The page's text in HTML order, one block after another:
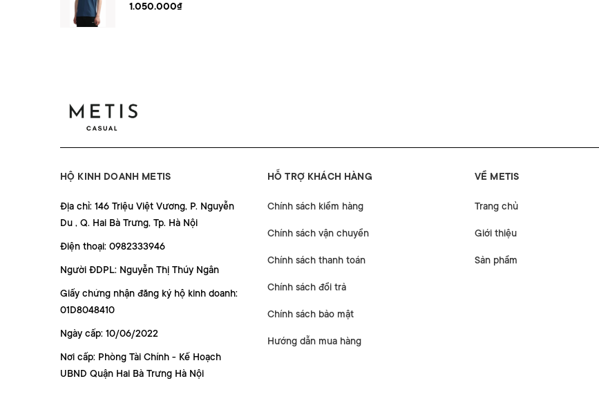
1.050.000₫
HỘ KINH DOANH METIS
Địa chỉ: 146 Triệu Việt Vương, P. Nguyễn
Du , Q. Hai Bà Trưng, Tp. Hà Nội
Điện thoại: 0982333946
Người ĐDPL: Nguyễn Thị Thúy Ngân
Giấy chứng nhận đăng ký hộ kinh doanh:
01D8048410
Ngày cấp: 10/06/2022
Nơi cấp: Phòng Tài Chính - Kế Hoạch
UBND Quận Hai Bà Trưng Hà Nội
HỖ TRỢ KHÁCH HÀNG
Chính sách kiểm hàng
Chính sách vận chuyển
Chính sách thanh toán
Chính sách đổi trả
Chính sách bảo mật
Hướng dẫn mua hàng
VỀ METIS
Trang chủ
Giới thiệu
Sản phẩm